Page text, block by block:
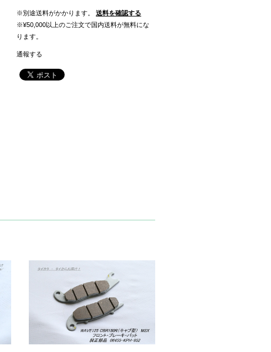
※別途送料がかかります。
送料を確認する
※¥50,000以上のご注文で国内送料が無料にな
ります。
通報する